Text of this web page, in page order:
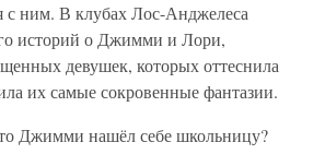
с ним. В клубах Лос-Анджелеса
историй о Джимми и Лори,
девушек, которых оттеснила
их самые сокровенные фантазии.
Джимми нашёл себе школьницу?